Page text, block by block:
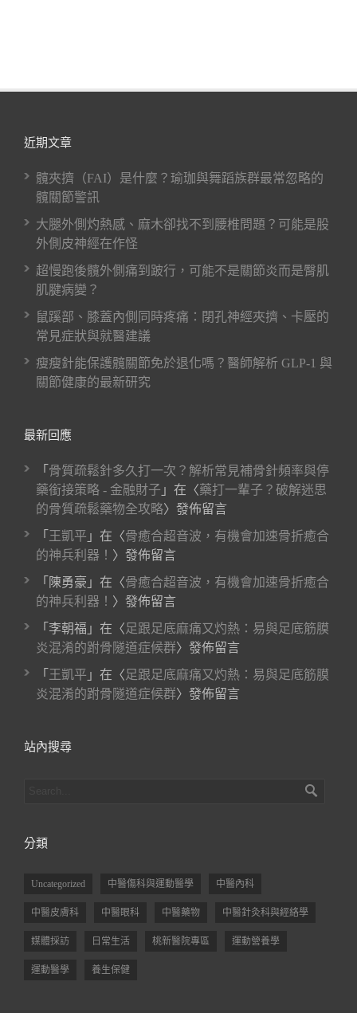
近期文章
髖夾擠（FAI）是什麼？瑜珈與舞蹈族群最常忽略的
髖關節警訊
大腿外側灼熱感、麻木卻找不到腰椎問題？可能是股
外側皮神經在作怪
超慢跑後髖外側痛到跛行，可能不是關節炎而是臀肌
肌腱病變？
鼠蹊部、膝蓋內側同時疼痛：閉孔神經夾擠、卡壓的
常見症狀與就醫建議
瘦瘦針能保護髖關節免於退化嗎？醫師解析 GLP-1 與
關節健康的最新研究
最新回應
「 骨質疏鬆針多久打一次？解析常見補骨針頻率與停
藥銜接策略 - 金融財子 」在〈藥打一輩子？破解迷思
的骨質疏鬆藥物全攻略〉發佈留言
「 王凱平 」在〈骨癒合超音波，有機會加速骨折癒合
的神兵利器！ 〉發佈留言
「 陳勇豪 」在〈骨癒合超音波，有機會加速骨折癒合
的神兵利器！ 〉發佈留言
「 李朝福 」在〈足跟足底麻痛又灼熱：易與足底筋膜
炎混淆的跗骨隧道症候群〉發佈留言
「 王凱平 」在〈足跟足底麻痛又灼熱：易與足底筋膜
炎混淆的跗骨隧道症候群〉發佈留言
站內搜尋
分類
Uncategorized 中醫傷科與運動醫學 中醫內科
中醫皮膚科 中醫眼科 中醫藥物 中醫針灸科與經絡學
媒體採訪 日常生活 桃新醫院專區 運動營養學
運動醫學 養生保健